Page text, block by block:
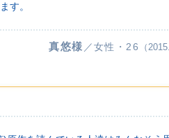
す。
真悠様 ／女性・26 （